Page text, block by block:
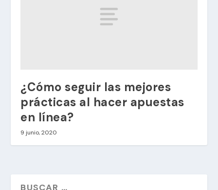
¿Cómo seguir las mejores
prácticas al hacer apuestas
en línea?
9 junio, 2020